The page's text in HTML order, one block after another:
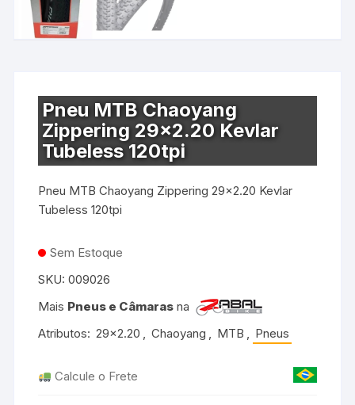
Pneu MTB Chaoyang
Zippering 29×2.20 Kevlar
Tubeless 120tpi
Pneu MTB Chaoyang Zippering 29×2.20 Kevlar
Tubeless 120tpi
Sem Estoque
SKU:009026
Mais Pneus e Câmaras na
Atributos: 29x2.20 , Chaoyang , MTB , Pneus
Calcule o Frete